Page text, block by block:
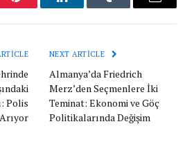
Pinterest LinkedInTumblr Email
Polis
NEXT ARTICLE
Almanya’da Friedrich
Merz’den Seçmenlere İki
Teminat: Ekonomi ve Göç
Politikalarında Değişim